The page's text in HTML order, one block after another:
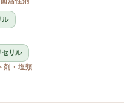
ル
セリル
剤・塩類